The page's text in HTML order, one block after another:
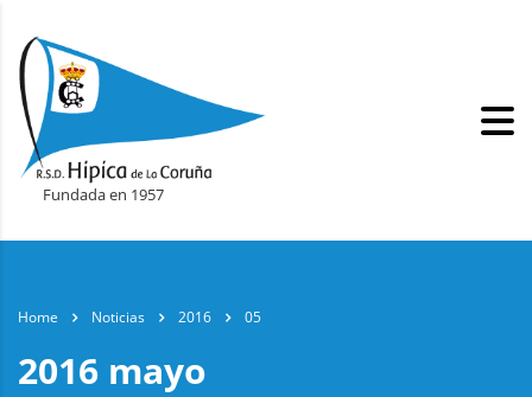
Fundada en 1957
Home Noticias 2016 05
2016 mayo